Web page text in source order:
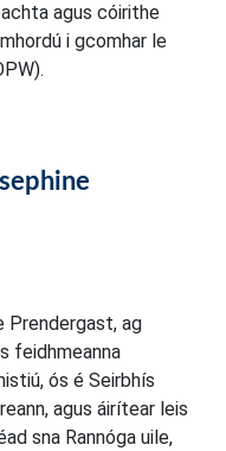
agus cóirithe
i gcomhar le
Prendergast, ag
feidhmeanna
ós é Seirbhís
agus áirítear leis
sna Rannóga uile,